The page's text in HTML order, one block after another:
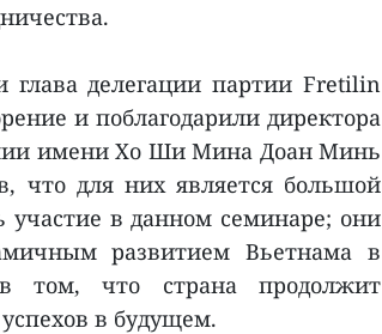
делегации партии Fretilin
и поблагодарили директора
имени Хо Ши Мина Доан Минь
что для них является большой
в данном семинаре; они
развитием Вьетнама в
том, что страна продолжит
в будущем.